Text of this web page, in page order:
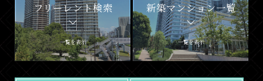
フリーレント検索
一覧を表示
新築マンション一覧
一覧を表示